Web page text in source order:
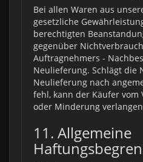
Bei allen Waren aus
gesetzliche
berechtigten
gegenüber
Auftragnehmers -
Neulieferung. Schlägt die
Neulieferung nach
fehl, kann der Käufer vom
oder Minderung
11. Allgemeine